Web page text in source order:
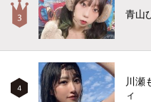
青山
4
川瀬
ィ